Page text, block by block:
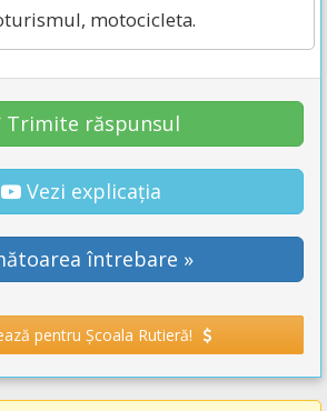
motocicleta.
Trimite răspunsul
Vezi explicația
întrebare »
pentru Școala Rutieră!